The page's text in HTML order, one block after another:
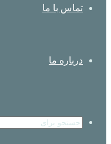
تماس با ما
درباره ما